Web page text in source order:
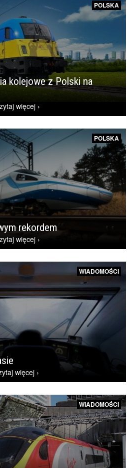
POLSKA
kolejowe z Polski na
więcej ›
POLSKA
rekordem
więcej ›
WIADOMOŚCI
więcej ›
WIADOMOŚCI